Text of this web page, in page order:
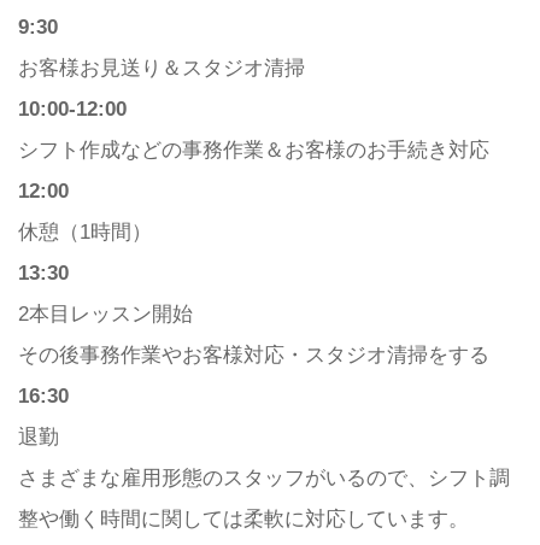
9:30
お客様お見送り＆スタジオ清掃
10:00-12:00
シフト作成などの事務作業＆お客様のお手続き対応
12:00
休憩（1時間）
13:30
2本目レッスン開始
その後事務作業やお客様対応・スタジオ清掃をする
16:30
退勤
さまざまな雇用形態のスタッフがいるので、シフト調
整や働く時間に関しては柔軟に対応しています。